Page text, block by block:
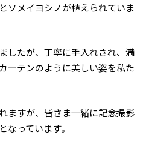
ソメイヨシノが植えられていま
したが、丁寧に手入れされ、満
ーテンのように美しい姿を私た
ますが、皆さま一緒に記念撮影
なっています。